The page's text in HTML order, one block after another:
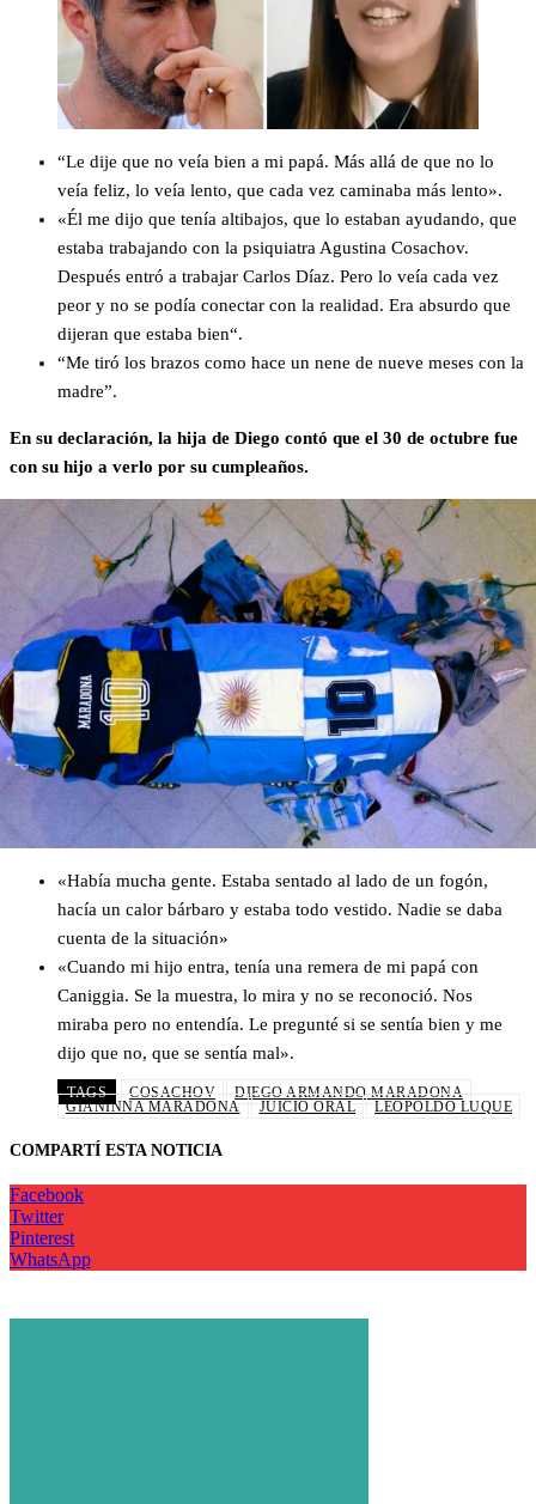
“Le dije que no veía bien a mi papá. Más allá de que no lo
veía feliz, lo veía lento, que cada vez caminaba más lento».
«Él me dijo que tenía altibajos, que lo estaban ayudando, que
estaba trabajando con la psiquiatra Agustina Cosachov.
Después entró a trabajar Carlos Díaz. Pero lo veía cada vez
peor y no se podía conectar con la realidad. Era absurdo que
dijeran que estaba bien“.
“Me tiró los brazos como hace un nene de nueve meses con la
madre”.
En su declaración, la hija de Diego contó que el 30 de octubre fue
con su hijo a verlo por su cumpleaños.
«Había mucha gente. Estaba sentado al lado de un fogón,
hacía un calor bárbaro y estaba todo vestido. Nadie se daba
cuenta de la situación»
«Cuando mi hijo entra, tenía una remera de mi papá con
Caniggia. Se la muestra, lo mira y no se reconoció. Nos
miraba pero no entendía. Le pregunté si se sentía bien y me
dijo que no, que se sentía mal».
TAGS COSACHOV
DIEGO ARMANDO MARADONA
GIANINNA MARADONA
JUICIO ORAL LEOPOLDO LUQUE
COMPARTÍ ESTA NOTICIA
Facebook
Twitter
Pinterest
WhatsApp